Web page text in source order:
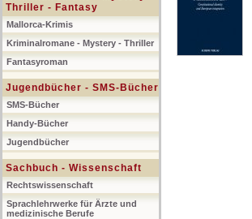
Thriller - Fantasy
Mallorca-Krimis
Kriminalromane - Mystery - Thriller
Fantasyroman
Jugendbücher - SMS-Bücher
SMS-Bücher
Handy-Bücher
Jugendbücher
Sachbuch - Wissenschaft
Rechtswissenschaft
Sprachlehrwerke für Ärzte und
medizinische Berufe